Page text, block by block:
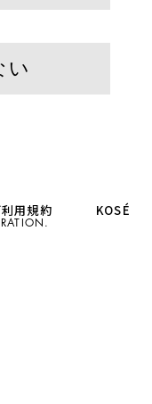
い
利用規約 KOSÉ